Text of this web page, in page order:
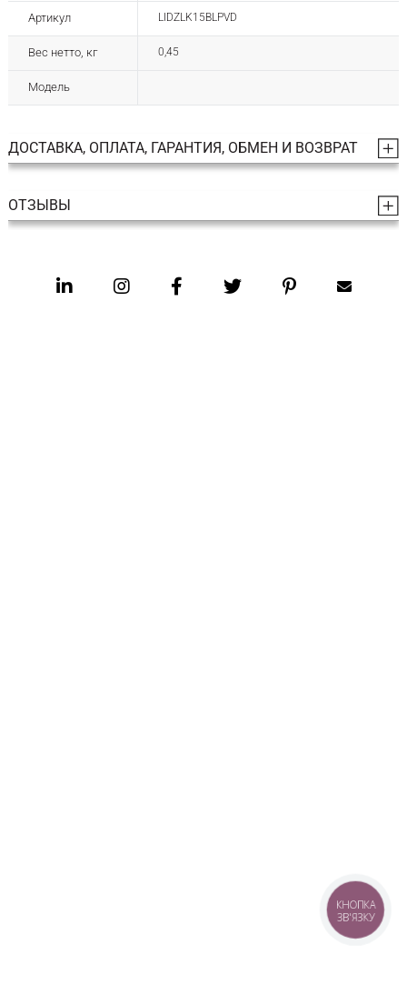
Артикул LIDZLK15BLPVD
Вес нетто, кг 0,45
Модель
ДОСТАВКА, ОПЛАТА, ГАРАНТИЯ, ОБМЕН И ВОЗВРАТ
ОТЗЫВЫ
КНОПКА
ЗВ'ЯЗКУ